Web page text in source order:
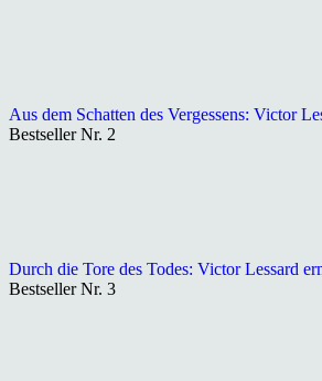
Aus dem Schatten des Vergessens: Victor
Bestseller Nr. 2
Durch die Tore des Todes: Victor Lessard
Bestseller Nr. 3